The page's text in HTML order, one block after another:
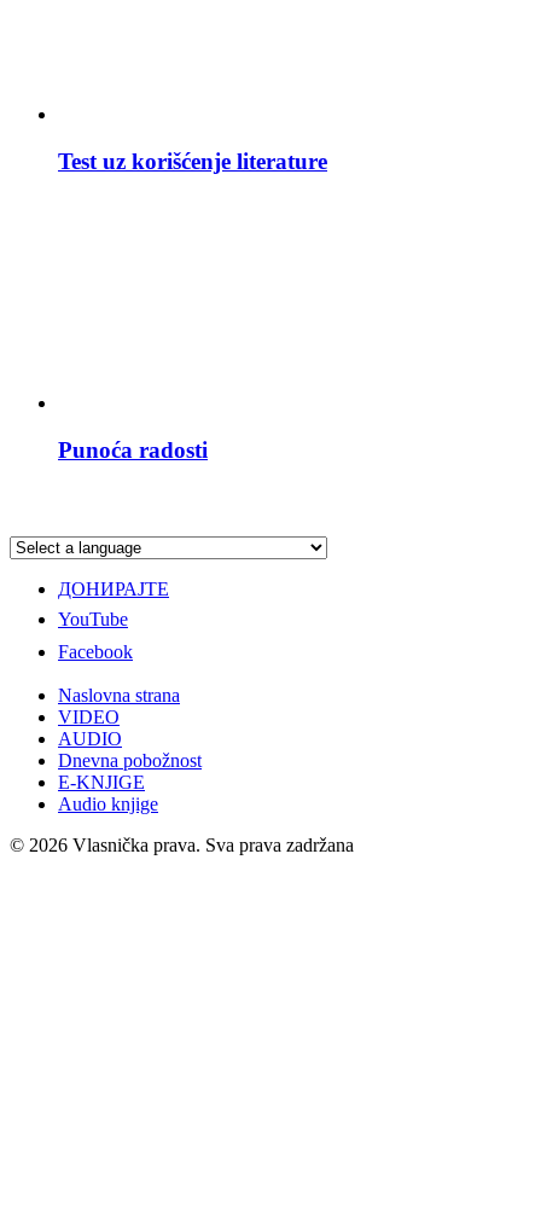
Test uz korišćenje literature
Punoća radosti
ДОНИРАЈТЕ
YouTube
Facebook
Naslovna strana
VIDEO
AUDIO
Dnevna pobožnost
E-KNJIGE
Audio knjige
© 2026 Vlasnička prava. Sva prava zadržana